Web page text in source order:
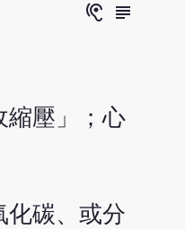
hearing subject
縮壓」；心
化碳、或分